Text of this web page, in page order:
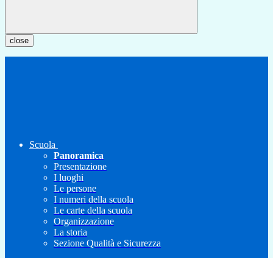
close
Scuola
Panoramica
Presentazione
I luoghi
Le persone
I numeri della scuola
Le carte della scuola
Organizzazione
La storia
Sezione Qualità e Sicurezza